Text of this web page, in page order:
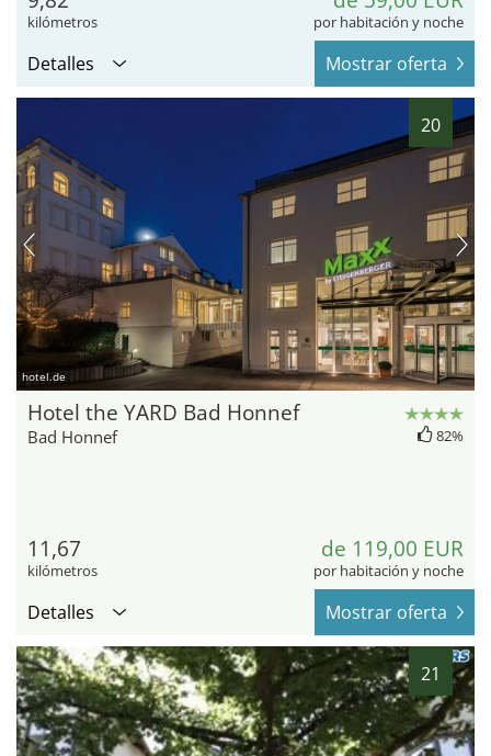
kilómetros por habitación y noche
Detalles Mostrar oferta
20
hotel.de
Hotel the YARD Bad Honnef
Bad Honnef 82%
11,67
kilómetros
de 119,00 EUR
por habitación y noche
Detalles Mostrar oferta
21